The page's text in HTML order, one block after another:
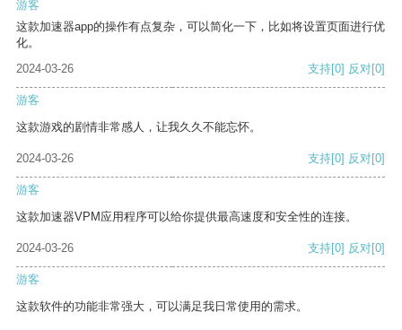
游客
这款加速器app的操作有点复杂，可以简化一下，比如将设置页面进行优
化。
2024-03-26
支持[0] 反对[0]
游客
这款游戏的剧情非常感人，让我久久不能忘怀。
2024-03-26 支持[0] 反对[0]
游客
这款加速器VPM应用程序可以给你提供最高速度和安全性的连接。
2024-03-26 支持[0] 反对[0]
游客
这款软件的功能非常强大，可以满足我日常使用的需求。